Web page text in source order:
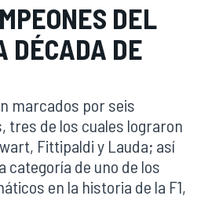
DEL
DÉCADA DE
marcados por seis
tres de los cuales lograron
Fittipaldi y Lauda; así
categoría de uno de los
en la historia de la F1,